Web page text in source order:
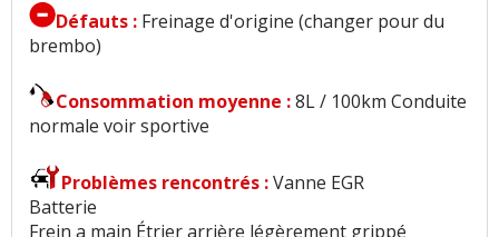
Défauts : Freinage d'origine (changer pour du
brembo)
Consommation moyenne :8L / 100km Conduite
normale voir sportive
Problèmes rencontrés :Vanne EGR
Batterie
Frein a main Étrier arrière légèrement grippé